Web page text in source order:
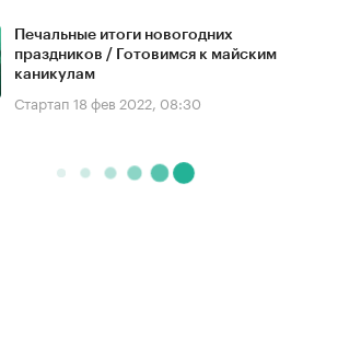
Печальные итоги новогодних
праздников / Готовимся к майским
каникулам
Стартап 18 фев 2022, 08:30